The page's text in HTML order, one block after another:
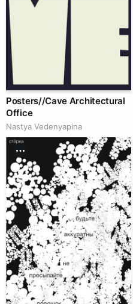
Posters//Cave Architectural
Office
Nastya Vedenyapina